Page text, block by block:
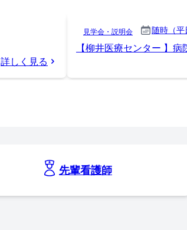
詳しく見る
見学会・説明会 随時（平
【柳井医療センター 】病
先輩看護師